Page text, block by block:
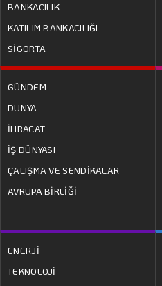
BANKACILIK
KATILIM BANKACILIĞI
SİGORTA
GÜNDEM
DÜNYA
İHRACAT
İŞ DÜNYASI
ÇALIŞMA VE SENDİKALAR
AVRUPA BİRLİĞİ
ENERJİ
TEKNOLOJİ